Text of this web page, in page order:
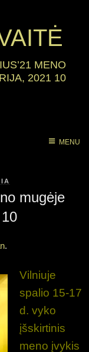
MENO
2021 10
MENU
mugėje
.
Vilniuje
spalio 15-17
d. vyko
įšskirtinis
meno įvykis